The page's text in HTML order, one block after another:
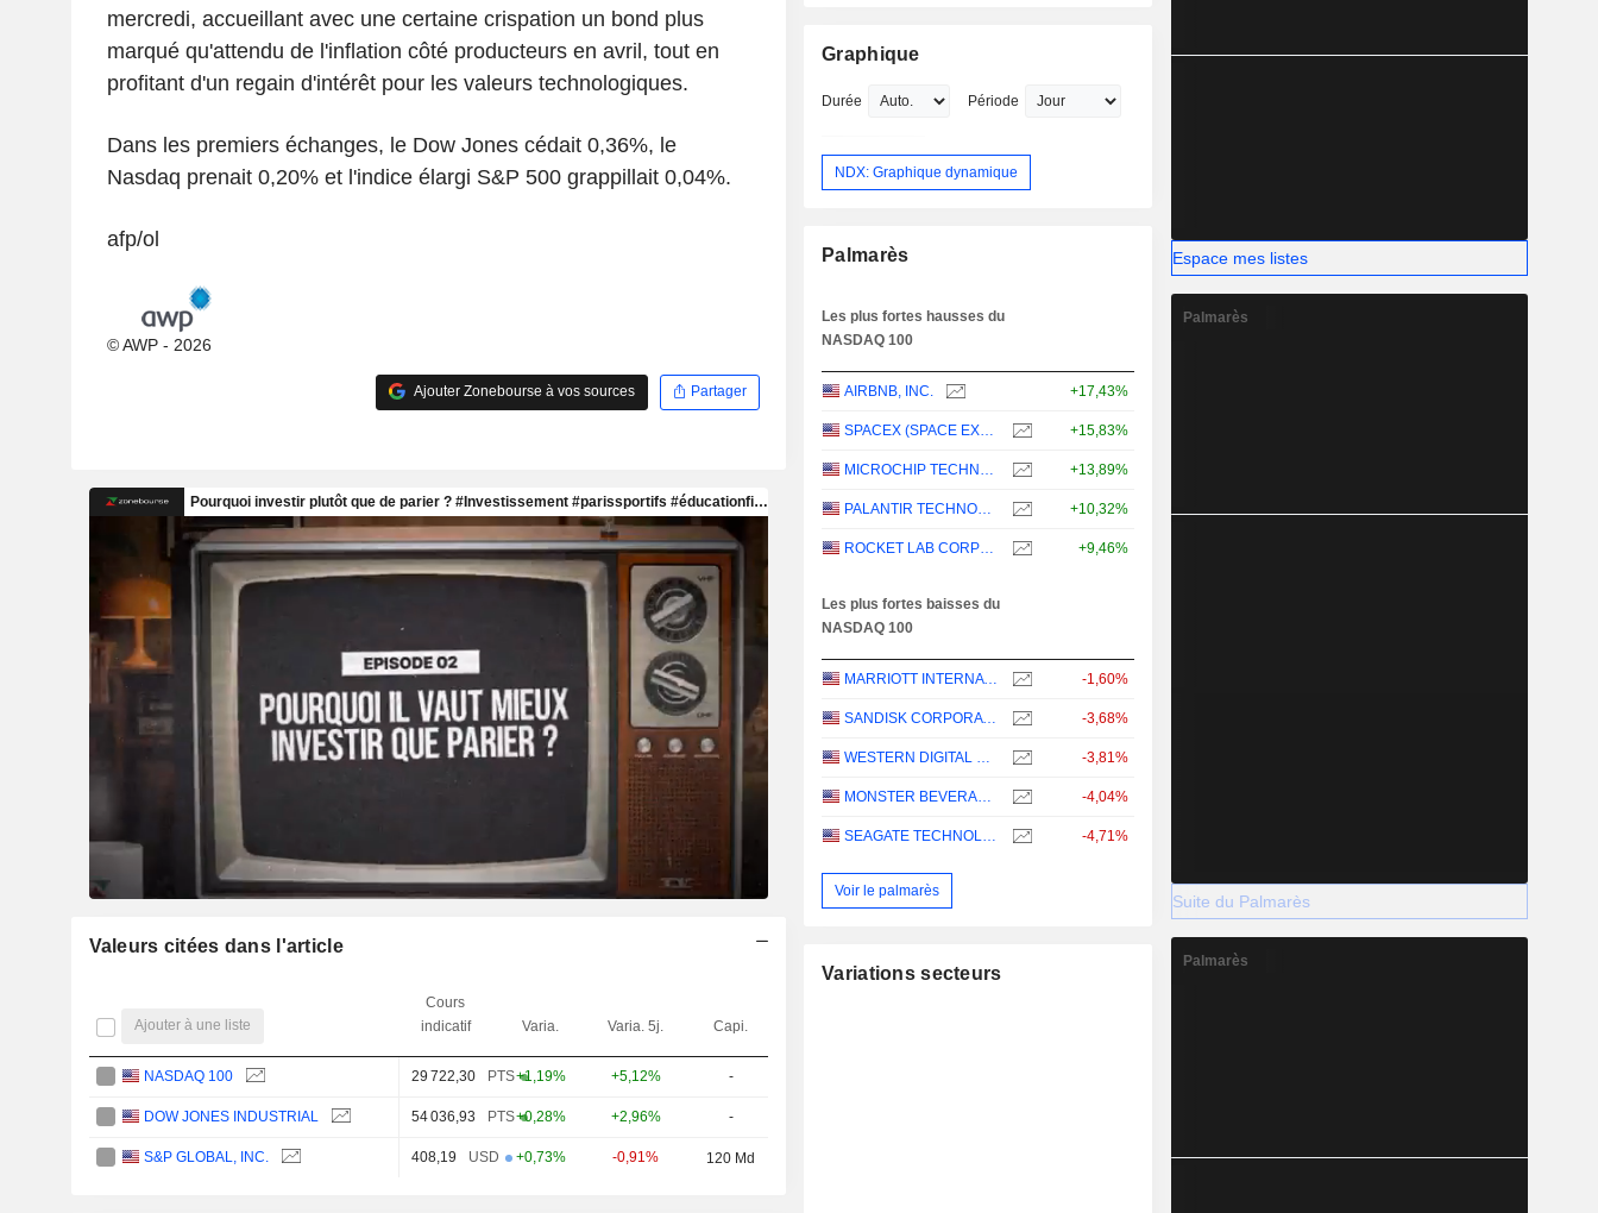
mercredi, accueillant avec une certaine crispation un bond plus
marqué qu'attendu de l'inflation côté producteurs en avril, tout en
profitant d'un regain d'intérêt pour les valeurs technologiques.
Dans les premiers échanges, le Dow Jones cédait 0,36%, le
Nasdaq prenait 0,20% et l'indice élargi S&P 500 grappillait 0,04%.
afp/ol
© AWP - 2026
Ajouter Zonebourse à vos sources Partager
Valeurs citées dans l'article
Ajouter à une liste
Cours
indicatif
Varia. Varia. 5j. Capi.
NASDAQ 100 29 722,30 PTS+1,19% +5,12% -
DOW JONES INDUSTRIAL 54 036,93 PTS+0,28% +2,96% -
S&P GLOBAL, INC. 408,19 USD +0,73% -0,91% 120 Md
Graphique
Durée Période
NDX: Graphique dynamique
Palmarès
Les plus fortes hausses du
NASDAQ 100
AIRBNB, INC. +17,43%
SPACEX (SPACE EXPLORATION TECHNOLOGIES) +15,83%
MICROCHIP TECHNOLOGY INCORPORATED +13,89%
PALANTIR TECHNOLOGIES INC. +10,32%
ROCKET LAB CORPORATION +9,46%
Les plus fortes baisses du
NASDAQ 100
MARRIOTT INTERNATIONAL, INC. -1,60%
SANDISK CORPORATION -3,68%
WESTERN DIGITAL CORPORATION -3,81%
MONSTER BEVERAGE CORPORATION -4,04%
SEAGATE TECHNOLOGY HOLDINGS PLC -4,71%
Voir le palmarès
Variations secteurs
Espace mes listes
Palmarès
Suite du Palmarès
Palmarès